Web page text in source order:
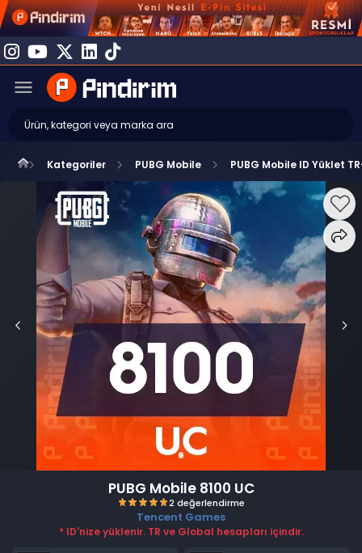
Kategoriler PUBG Mobile PUBG Mobile ID Yüklet
PUBG Mobile 8100 UC
Tencent Games
* ID'nize yüklenir. TR ve Global hesapları içindir.